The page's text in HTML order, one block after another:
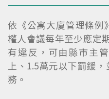
依《公寓大廈管理條例
權人會議每年至少應定
有違反，可由縣市主
上、1.5萬元以下罰鍰
務。